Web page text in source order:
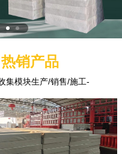
销产品
集模块生产/销售/施工-